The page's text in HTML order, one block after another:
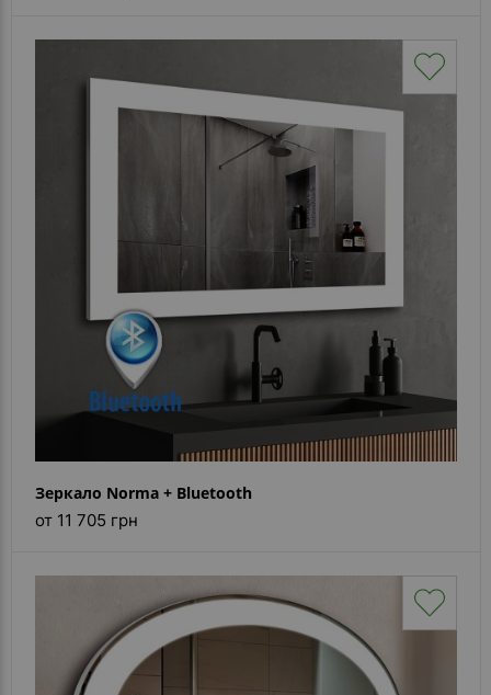
Зеркало Norma + Bluetooth
от 11 705 грн